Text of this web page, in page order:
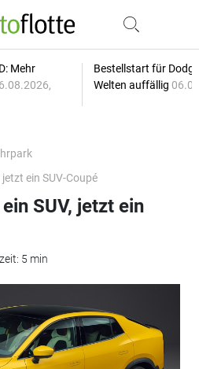
Mehr
Bestellstart für
Welten auffällig
jetzt ein SUV-Coupé
SUV, jetzt ein
5 min